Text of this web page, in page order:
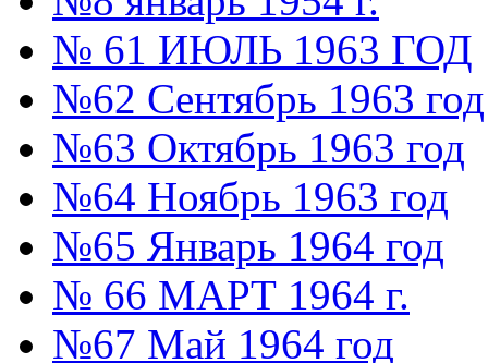
№ 61 ИЮЛЬ 1963 ГОД
№62 Сентябрь 1963 год
№63 Октябрь 1963 год
№64 Ноябрь 1963 год
№65 Январь 1964 год
№ 66 МАРТ 1964 г.
№67 Май 1964 год